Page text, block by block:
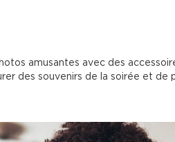
amusantes avec des
des souvenirs de la soirée et de